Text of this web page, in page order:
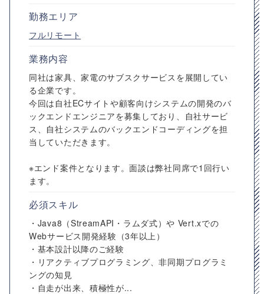
勤務エリア
フルリモート
業務内容
同社は家具、家電のサブスクサービスを展開してい
る企業です。
今回は自社ECサイトや顧客向けシステムの開発のバ
ックエンドエンジニアを募集しており、自社サービ
ス、自社システムのバックエンドコーディングを担
当していただきます。
※エンド案件となります。面談は弊社同席で1回行い
ます。
必須スキル
・Java8（StreamAPI・ラムダ式）や Vert.xでの
Webサービス開発経験（3年以上）
・基本設計以降のご経験
・リアクティブプログラミング、非同期プログラミ
ングの知見
・自走が出来、積極性が...